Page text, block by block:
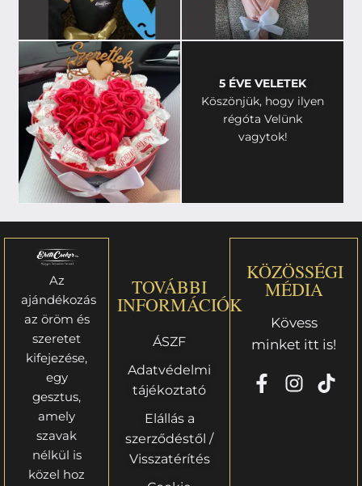
5 ÉVE VELETEK
Köszönjük, hogy ilyen
régóta Velünk
vagytok!
Az
ajándékozás
az öröm és
szeretet
kifejezése,
egy
gesztus,
amely
szavak
nélkül is
közel hoz
TOVÁBBI
INFORMÁCIÓK
ÁSZF
Adatvédelmi
tájékoztató
Elállás a
szerződéstől /
Visszatérítés
KÖZÖSSÉGI
MÉDIA
Kövess
minket itt is!